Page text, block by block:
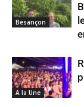
Besançon
A la Une